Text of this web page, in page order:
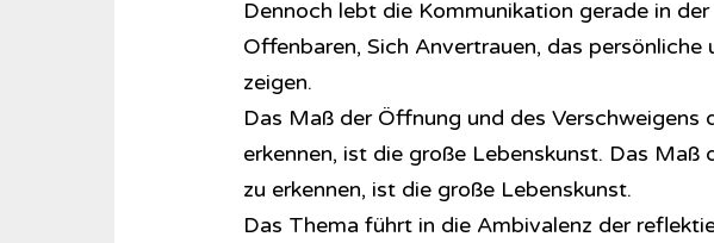
Dennoch lebt die Kommunikation gerade in
Offenbaren, Sich Anvertrauen, das persönliche
zeigen.
Das Maß der Öffnung und des Verschweigens
erkennen, ist die große Lebenskunst. Das Maß
zu erkennen, ist die große Lebenskunst.
Das Thema führt in die Ambivalenz der